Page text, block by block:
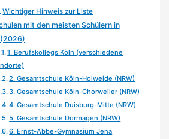
Wichtiger Hinweis zur Liste
mit den meisten Schülern in
1. Berufskollegs Köln (verschiedene
2. Gesamtschule Köln-Holweide (NRW)
3. Gesamtschule Köln-Chorweiler (NRW)
4. Gesamtschule Duisburg-Mitte (NRW)
5. Gesamtschule Dormagen (NRW)
6. Ernst-Abbe-Gymnasium Jena